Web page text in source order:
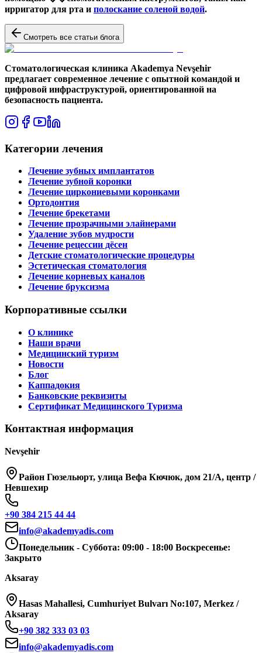
ирригатор для рта и полоскание соленой водой.
Смотреть все статьи блога
Стоматологическая клиника Akademya Nevşehir
предлагает современное лечение с опытной командой и
цифровой инфраструктурой, ориентированной на
безопасность пациента.
Категории лечения
Лечение зубных имплантатов
Лечение зубной коронки
Лечение циркониевыми коронками
Ортодонтия
Лечение брекетами
Лечение прозрачными элайнерами
Удаление зубов мудрости
Лечение рецессии дёсен
Детские стоматологические процедуры
Эстетическая стоматология
Лечение корневых каналов
Лечение бруксизма
Корпоративные ссылки
О клинике
Наши врачи
Медицинский туризм
Новости
Блог
Каппадокия
Банковские реквизиты
Сертификат Медицинского Туризма
Контактная информация
Nevşehir
Район Гюзельюрт, улица Вефа Кючюк, дом 21/A, центр /
Невшехир
+90 384 215 44 44
info@akademyadis.com
Понедельник - Суббота: 09:00 - 18:00 Воскресенье:
Закрыто
Aksaray
Hasas Mahallesi, Cumhuriyet Bulvarı No:107, Merkez /
Aksaray
+90 382 333 03 03
info@akademyadis.com